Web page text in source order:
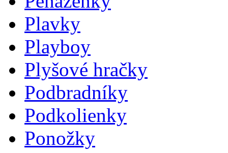
Plavky
Playboy
Plyšové hračky
Podbradníky
Podkolienky
Ponožky